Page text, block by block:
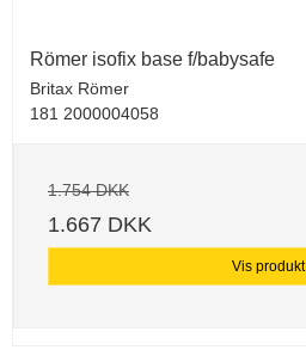
Römer isofix base f/babysafe
Britax Römer
181 2000004058
1.754 DKK
1.667 DKK
Vis produkt